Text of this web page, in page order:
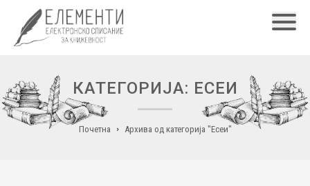
КАТЕГОРИЈА: ЕСЕИ
Почетна Архива од категорија "Есеи"